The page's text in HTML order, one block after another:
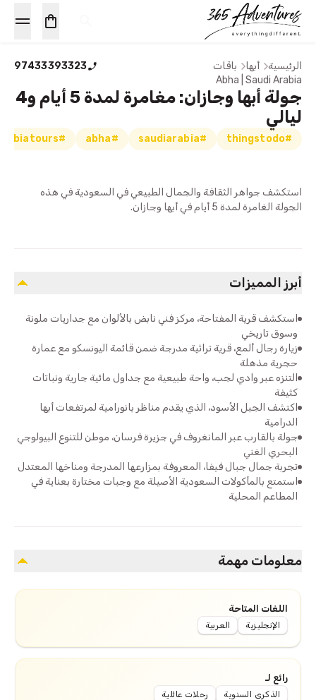
الرئيسية أبها باقات
97433393323
Abha | Saudi Arabia
جولة أبها وجازان: مغامرة لمدة 5 أيام و4
ليالي
#thingstodo
#saudiarabia
#abha
#saudiarabiatours
استكشف جواهر الثقافة والجمال الطبيعي في السعودية في هذه
الجولة الغامرة لمدة 5 أيام في أبها وجازان.
أبرز المميزات
استكشف قرية المفتاحة، مركز فني نابض بالألوان مع جداريات ملونة
وسوق تاريخي
زيارة رجال ألمع، قرية تراثية مدرجة ضمن قائمة اليونسكو مع عمارة
حجرية مذهلة
التنزه عبر وادي لجب، واحة طبيعية مع جداول مائية جارية ونباتات
كثيفة
اكتشف الجبل الأسود، الذي يقدم مناظر بانورامية لمرتفعات أبها
الدرامية
جولة بالقارب عبر المانغروف في جزيرة فرسان، موطن للتنوع البيولوجي
البحري الغني
تجربة جمال جبال فيفا، المعروفة بمزارعها المدرجة ومناخها المعتدل
استمتع بالمأكولات السعودية الأصيلة مع وجبات مختارة بعناية في
المطاعم المحلية
معلومات مهمة
اللغات المتاحة
الإنجليزية العربية
رائع لـ
الذكرى السنوية رحلات عائلية